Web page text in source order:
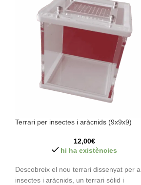
Terrari per insectes i aràcnids (9x9x9)
12,00€
hi ha existències
Descobreix el nou terrari dissenyat per a
insectes i aràcnids, un terrari sòlid i